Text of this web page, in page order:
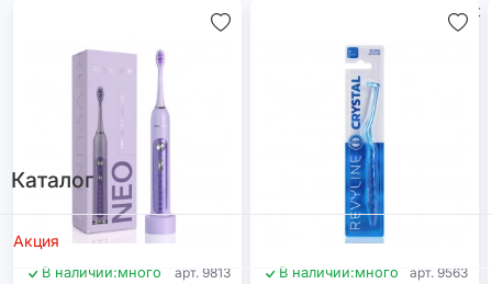
Каталог
Акция
В наличии:много арт. 9813 В наличии:много арт. 9563